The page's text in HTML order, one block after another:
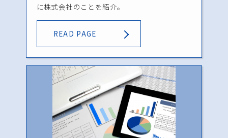
に株式会社のことを紹介。
READ PAGE